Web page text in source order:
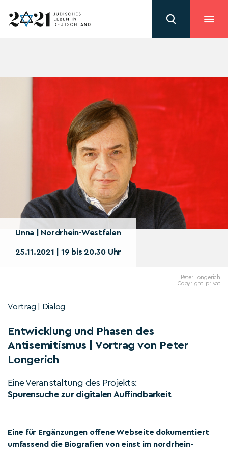
Unna | Nordrhein-Westfalen
25.11.2021 | 19 bis 20.30 Uhr
Peter Longerich
Copyright: privat
Vortrag | Dialog
Entwicklung und Phasen des
Antisemitismus | Vortrag von Peter
Longerich
Eine Veranstaltung des Projekts:
Spurensuche zur digitalen Auffindbarkeit
Eine für Ergänzungen offene Webseite dokumentiert
umfassend die Biografien von einst im nordrhein-